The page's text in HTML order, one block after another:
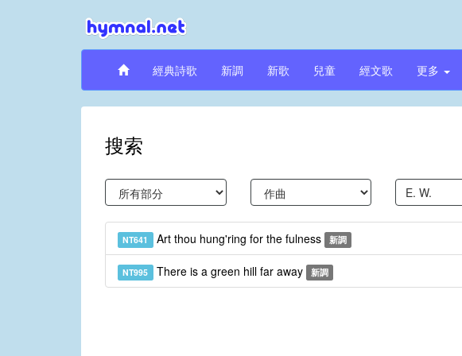
經典詩歌 新調 新歌 兒童 經文歌 更多
搜索
NT641 Art thou hung'ring for the fulness 新調
NT995 There is a green hill far away 新調